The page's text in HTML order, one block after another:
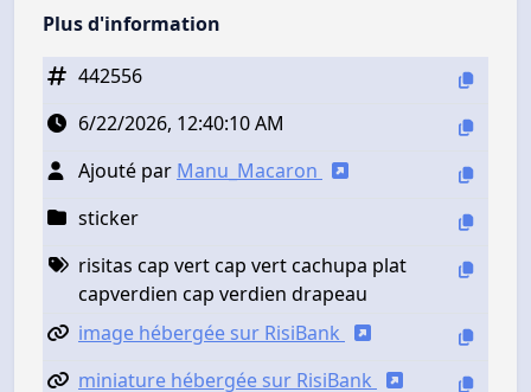
Plus d'information
442556
6/22/2026, 12:40:10 AM
Ajouté par Manu_Macaron
sticker
risitas cap vert cap vert cachupa plat
capverdien cap verdien drapeau
image hébergée sur RisiBank
miniature hébergée sur RisiBank